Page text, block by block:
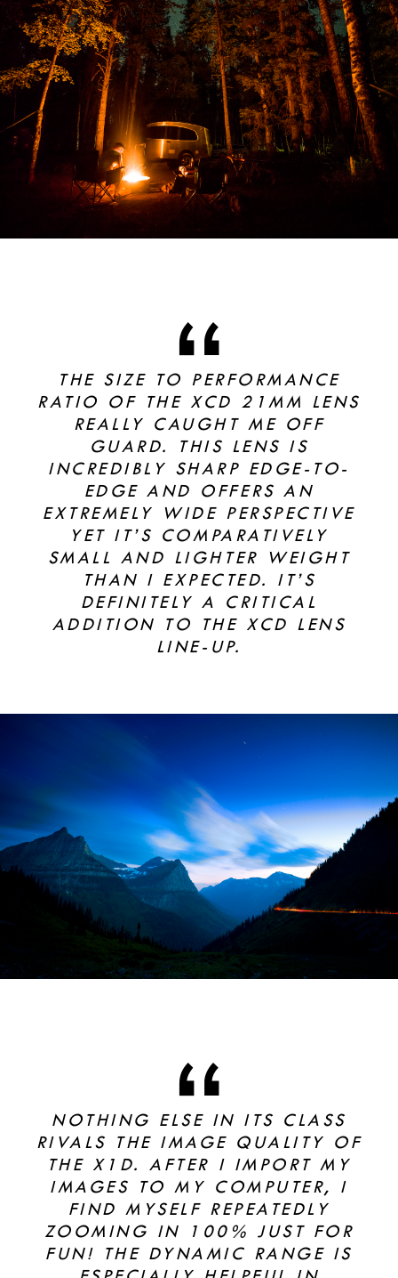
THE SIZE TO PERFORMANCE
RATIO OF THE XCD 21MM LENS
REALLY CAUGHT ME OFF
GUARD. THIS LENS IS
INCREDIBLY SHARP EDGE-TO-
EDGE AND OFFERS AN
EXTREMELY WIDE PERSPECTIVE
YET IT’S COMPARATIVELY
SMALL AND LIGHTER WEIGHT
THAN I EXPECTED. IT’S
DEFINITELY A CRITICAL
ADDITION TO THE XCD LENS
LINE-UP.
NOTHING ELSE IN ITS CLASS
RIVALS THE IMAGE QUALITY OF
THE X1D. AFTER I IMPORT MY
IMAGES TO MY COMPUTER, I
FIND MYSELF REPEATEDLY
ZOOMING IN 100% JUST FOR
FUN! THE DYNAMIC RANGE IS